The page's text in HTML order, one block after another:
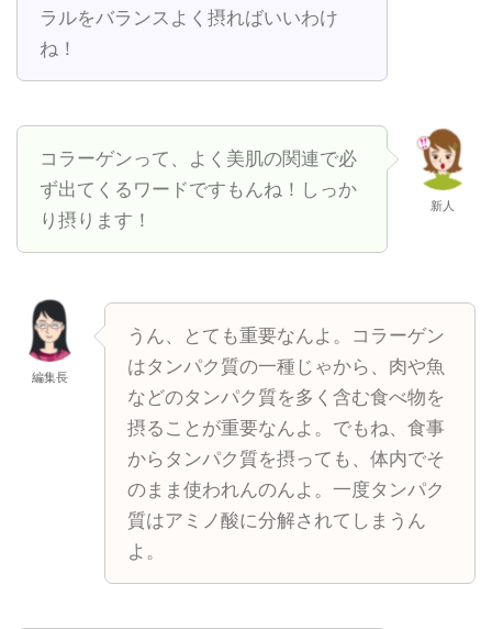
ラルをバランスよく摂ればいいわけ
ね！
コラーゲンって、よく美肌の関連で必
ず出てくるワードですもんね！しっか
り摂ります！
新人
編集長
うん、とても重要なんよ。コラーゲン
はタンパク質の一種じゃから、肉や魚
などのタンパク質を多く含む食べ物を
摂ることが重要なんよ。でもね、食事
からタンパク質を摂っても、体内でそ
のまま使われんのんよ。一度タンパク
質はアミノ酸に分解されてしまうん
よ。